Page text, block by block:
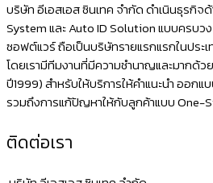
บริษัท อีเอสเอส ซินเทค จำกัด ดำเนินธุรกิจด้
System และ Auto ID Solution แบบครบ
ซอฟต์แวร์ ถือเป็นบริษัทรายแรกแรกในประเ
โดยเรามีทีมงานที่มีความชำนาญและมากด้
ปี1999) สำหรับให้บริการให้คำแนะนำ ออก
รวมถึงการแก้ปัญหาให้กับลูกค้าแบบ One-
ติดต่อเรา